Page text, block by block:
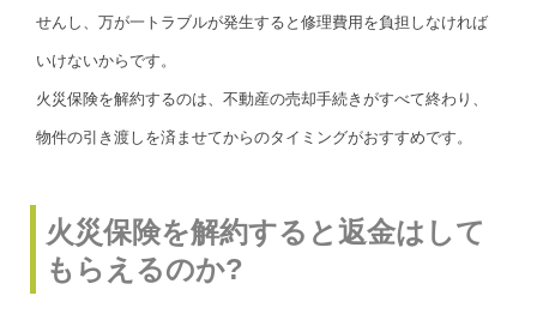
せんし、万が一トラブルが発生すると修理費用を負担しなければ
いけないからです。
火災保険を解約するのは、不動産の売却手続きがすべて終わり、
物件の引き渡しを済ませてからのタイミングがおすすめです。
火災保険を解約すると返金はして
もらえるのか?